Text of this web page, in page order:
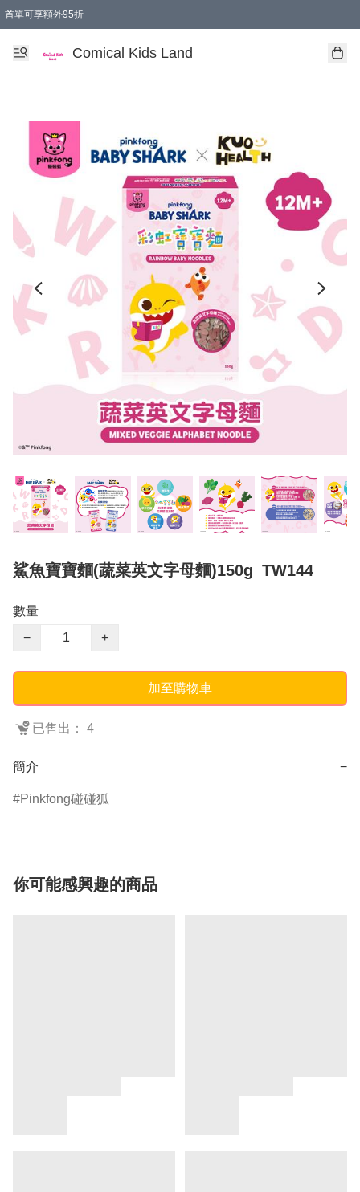
首單可享額外95折
Comical Kids Land
鯊魚寶寶麵(蔬菜英文字母麵)150g_TW144
數量
−
+
加至購物車
已售出： 4
簡介 −
Pinkfong碰碰狐
你可能感興趣的商品